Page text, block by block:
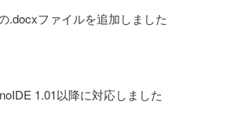
.docxファイルを追加しました
1.01以降に対応しました